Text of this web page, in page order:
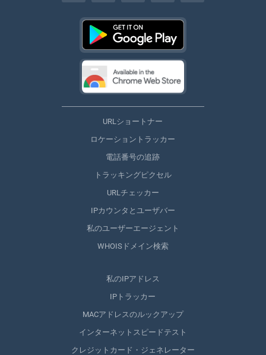
URLショートナー
ロケーショントラッカー
電話番号の追跡
トラッキングピクセル
URLチェッカー
IPカウンタとユーザバー
私のユーザーエージェント
WHOISドメイン検索
私のIPアドレス
IPトラッカー
MACアドレスのルックアップ
インターネットスピードテスト
クレジットカード・ジェネレーター